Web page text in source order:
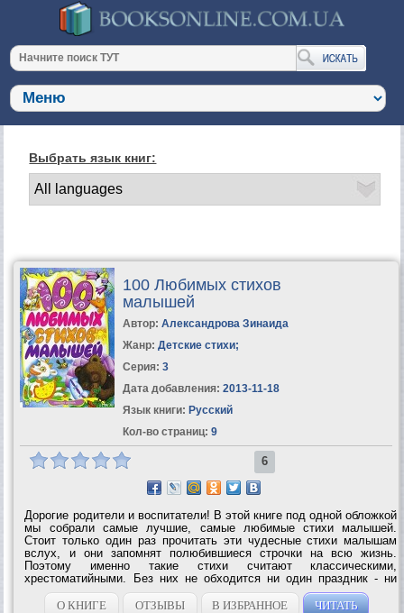
Выбрать язык книг:
100 Любимых стихов
малышей
Автор: Александрова Зинаида
Жанр: Детские стихи;
Серия: 3
Дата добавления: 2013-11-18
Язык книги: Русский
Кол-во страниц: 9
6
Дорогие родители и воспитатели! В этой книге под одной обложкой
мы собрали самые лучшие, самые любимые стихи малышей.
Стоит только один раз прочитать эти чудесные стихи малышам
вслух, и они запомнят полюбившиеся строчки на всю жизнь.
Поэтому именно такие стихи считают классическими,
хрестоматийными. Без них не обходится ни один праздник - ни
день рождения, ни новогодняя ёлка, ни праздничный концерт, ни
утренник в детском саду. И в...
О КНИГЕ ОТЗЫВЫ В ИЗБРАННОЕ ЧИТАТЬ